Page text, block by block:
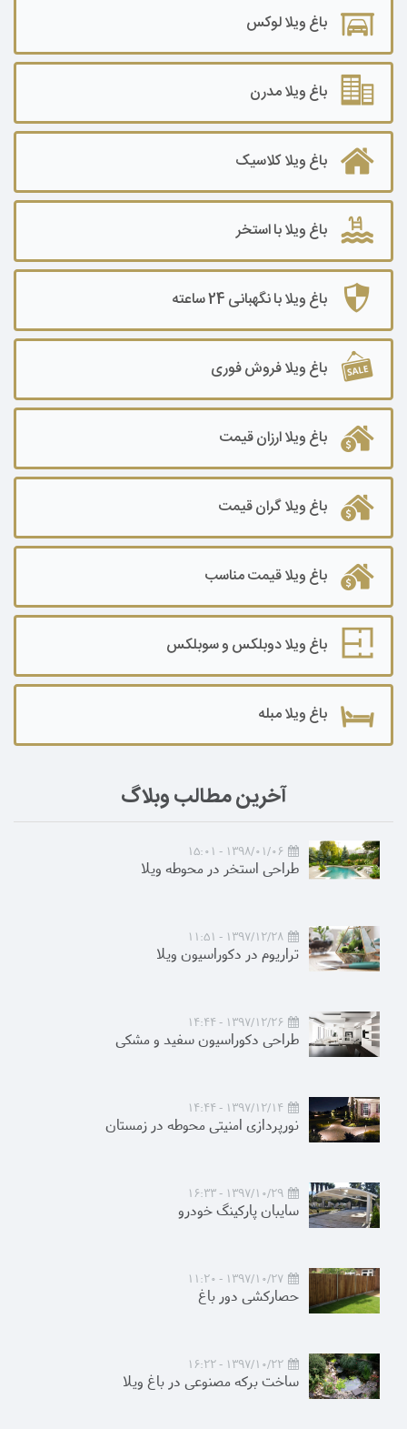
باغ ویلا ۵۰۰ تا ۱۰۰۰ متر
باغ ویلا ۱۰۰۰ تا ۲۰۰۰ متر
باغ ویلا ۲۰۰۰ تا ۳۰۰۰ متر
باغ ویلا۳۰۰۰ تا ۵۰۰۰ متر
باغ ویلا ۵۰۰۰ تا ۷۰۰۰ متر
باغ ویلا ۷۰۰۰ تا ۱۰۰۰۰ متر
باغ ویلا ۱۰۰۰۰ متر به بالا
باغ ویلا لوکس
باغ ویلا مدرن
باغ ویلا کلاسیک
باغ ویلا با استخر
باغ ویلا با نگهبانی 24 ساعته
باغ ویلا فروش فوری
باغ ویلا ارزان قیمت
باغ ویلا گران قیمت
باغ ویلا قیمت مناسب
باغ ویلا دوبلکس و سوبلکس
باغ ویلا مبله
آخرین مطالب وبلاگ
1398/01/06 - 15:01
طراحی استخر در محوطه ویلا
1397/12/28 - 11:51
تراریوم در دکوراسیون ویلا
1397/12/26 - 14:44
طراحی دکوراسیون سفید و مشکی
1397/12/14 - 14:44
نورپردازی امنیتی محوطه در زمستان
1397/10/29 - 16:33
سایبان پارکینگ خودرو
1397/10/27 - 11:20
حصارکشی دور باغ
1397/10/22 - 16:22
ساخت برکه مصنوعی در باغ ویلا